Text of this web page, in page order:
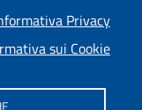
Privacy
sui Cookie